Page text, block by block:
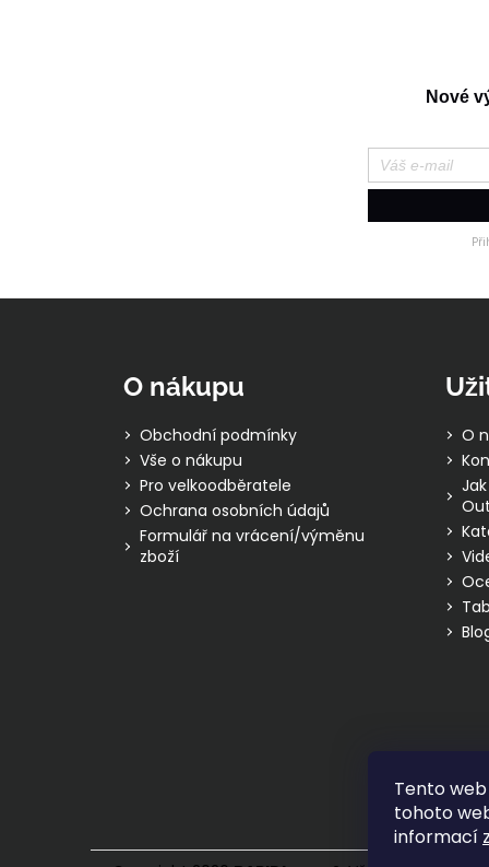
Tento
tohoto
informací
Nové
O nákupu
Obchodní podmínky
Vše o nákupu
Pro velkoodběratele
Ochrana osobních údajů
Formulář na vrácení/výměnu
zboží
O